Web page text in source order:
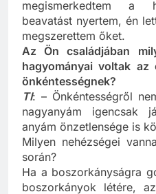
vetődtem. Ebben a
megismerkedtem a
beavatást nyertem, én
megszerettem őket.
Az Ön családjában
hagyományai voltak az
önkéntességnek?
TI: – Önkéntességről
nagyanyám igencsak
anyám önzetlensége is
Milyen nehézségei
során?
Ha a boszorkányságra